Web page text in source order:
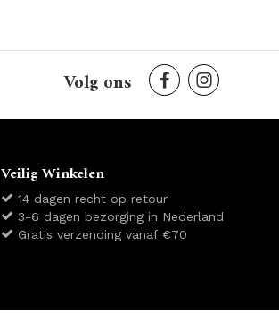
Volg ons
Veilig Winkelen
14 dagen recht op retour
3-6 dagen bezorging in Nederland
Gratis verzending vanaf €70